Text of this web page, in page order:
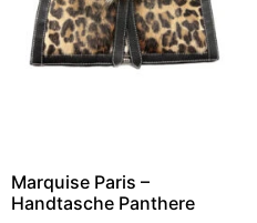
Marquise Paris –
Handtasche Panthere